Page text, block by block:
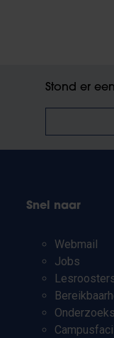
Stond er
Snel naar
Webmail
Jobs